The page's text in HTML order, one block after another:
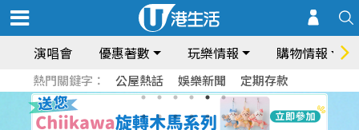
演唱會 優惠著數 玩樂情報 購物情報
熱門關鍵字： 公屋熱話 娛樂新聞 定期存款